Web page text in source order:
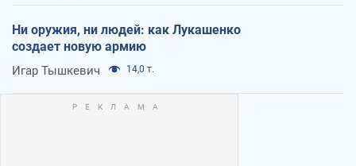
Ни оружия, ни людей: как Лукашенко
создает новую армию
Игар Тышкевич 14,0 т.